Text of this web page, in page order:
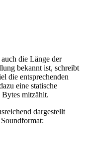
die Länge der
bekannt ist, schreibt
die entsprechenden
eine statische
Bytes mitzählt.
dargestellt